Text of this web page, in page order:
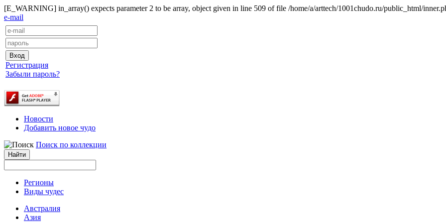
[E_WARNING] in_array() expects parameter 2 to be array, object given in line 509 of file /home/a/arttech/1001chudo.ru/public_html/
e-mail
Регистрация
Забыли пароль?
Новости
Добавить новое чудо
Поиск по коллекции
Регионы
Виды чудес
Австралия
Азия